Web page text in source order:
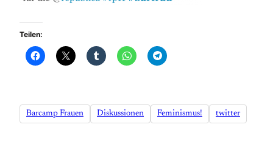
Teilen:
Barcamp Frauen Diskussionen Feminismus! twitter